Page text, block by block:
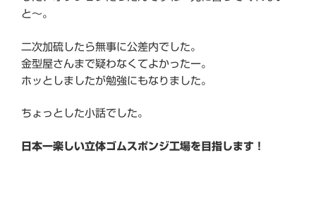
と～。
二次加硫したら無事に公差内でした。
金型屋さんまで疑わなくてよかったー。
ホッとしましたが勉強にもなりました。
ちょっとした小話でした。
日本一楽しい立体ゴムスポンジ工場を目指します！